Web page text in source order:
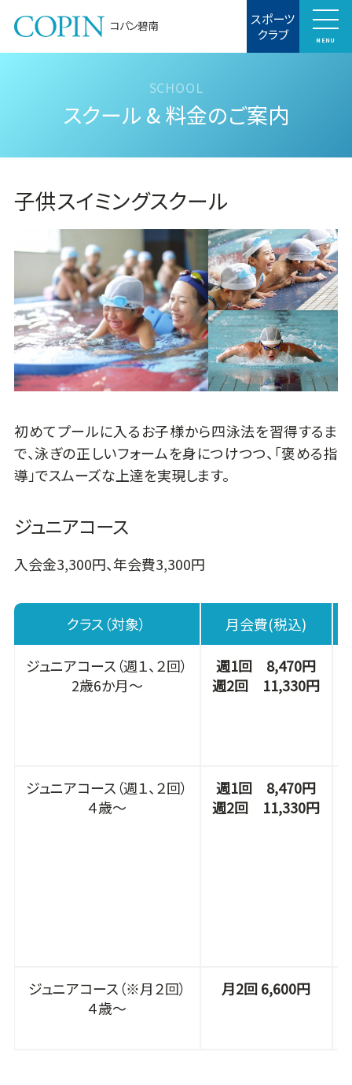
コパン碧南 スポーツ
クラブ MENU
スクール & 料金のご案内
子供スイミングスクール
初めてプールに入るお子様から四泳法を習得するま
で、泳ぎの正しいフォームを身につけつつ、「褒める指
導」でスムーズな上達を実現します。
ジュニアコース
入会金3,300円、年会費3,300円
クラス（対象） 月会費(税込)
ジュニアコース（週１、２回）
2歳6か月～
週1回 8,470円
週2回 11,330円
ジュニアコース（週１、２回）
４歳～
週1回 8,470円
週2回 11,330円
ジュニアコース（※月２回）
４歳～
月2回 6,600円